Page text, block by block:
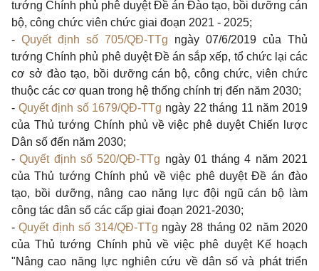
tướng Chính phủ phê duyệt Đề án Đào tạo, bồi dưỡng cán
bộ, công chức viên chức giai đoạn 2021 - 2025;
- Quyết định số 705/QĐ-TTg ngày 07/6/2019 của Thủ
tướng Chính phủ phê duyệt Đề án sắp xếp, tổ chức lại các
cơ sở đào tạo, bồi dưỡng cán bộ, công chức, viên chức
thuộc các cơ quan trong hệ thống chính trị đến năm 2030;
- Quyết định số 1679/QĐ-TTg ngày 22 tháng 11 năm 2019
của Thủ tướng Chính phủ về việc phê duyệt Chiến lược
Dân số đến năm 2030;
-Quyết định số 520/QĐ-TTg ngày 01 tháng 4 năm 2021
của Thủ tướng Chính phủ về việc phê duyệt Đề án đào
tạo, bồi dưỡng, nâng cao năng lực đội ngũ cán bộ làm
công tác dân số các cấp giai đoạn 2021-2030;
-Quyết định số 314/QĐ-TTg ngày 28 tháng 02 năm 2020
của Thủ tướng Chính phủ về việc phê duyệt Kế hoạch
"Nâng cao năng lực nghiên cứu về dân số và phát triển